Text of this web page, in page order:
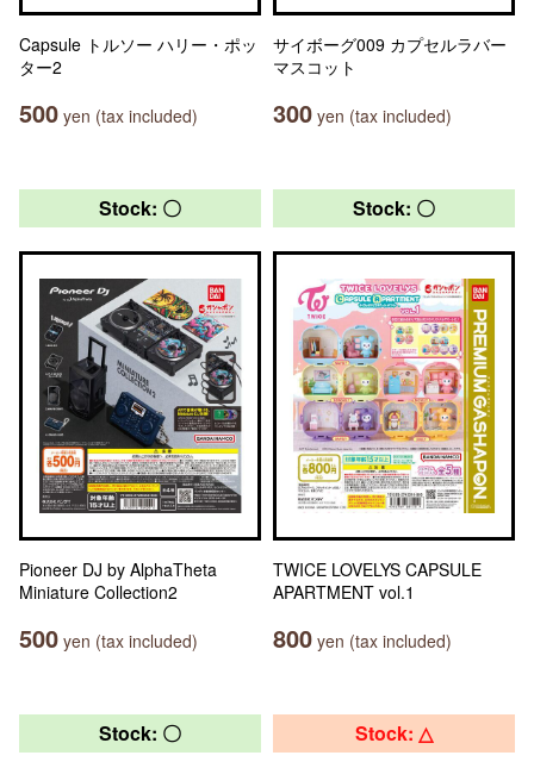
Capsule トルソー ハリー・ポッ
ター2
500 yen (tax included)
サイボーグ009 カプセルラバー
マスコット
300 yen (tax included)
Stock: 〇
Pioneer DJ by AlphaTheta
Miniature Collection2
500 yen (tax included)
Stock: 〇
TWICE LOVELYS CAPSULE
APARTMENT vol.1
800 yen (tax included)
Stock: 〇 Stock: △